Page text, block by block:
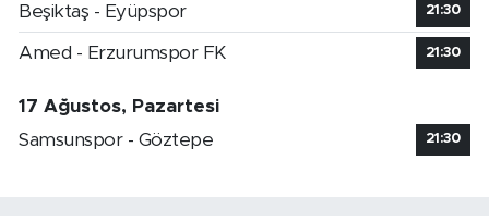
Beşiktaş - Eyüpspor 21:30
Amed - Erzurumspor FK 21:30
17 Ağustos, Pazartesi
Samsunspor - Göztepe
21:30